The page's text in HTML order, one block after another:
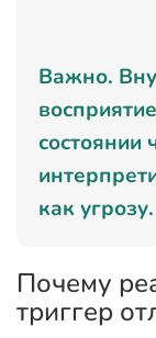
Важно.
состоянии
как угрозу.
Почему
триггер